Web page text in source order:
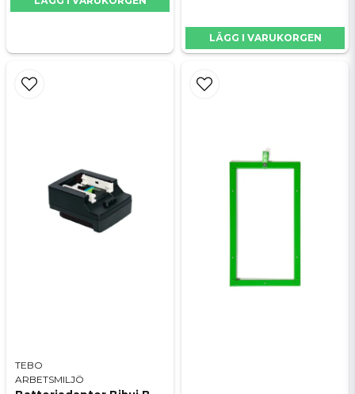
LÄGG I VARUKORGEN
TEBO
ARBETSMILJÖ
bygger på att skillnaden i luftflödet före och efter
filtret mäts. Vid en viss nivå kopplas automatiskt
det ena filtret ifrån och rengöringen startas
• Automatisk rengöring
• Alltid samma höga luftflöde
• Inga avbrott i arbetet